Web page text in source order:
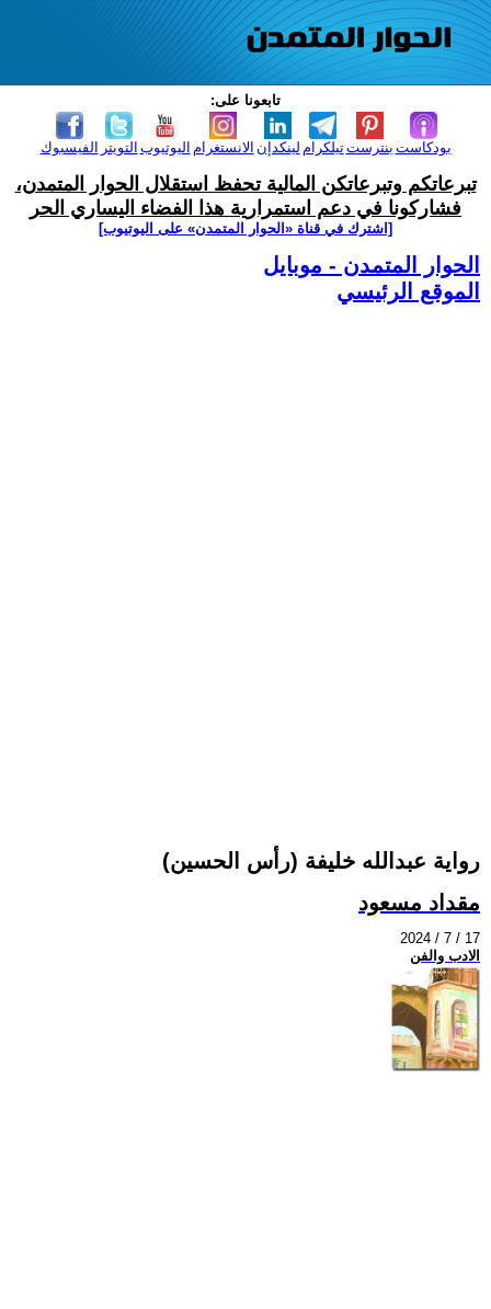
تابعونا على:
الفيسبوك التويتر اليوتيوب الانستغرام لينكدإن تيلكرامبنترست بودكاست
تبرعاتكم وتبرعاتكن المالية تحفظ استقلال الحوار المتمدن،
فشاركونا في دعم استمرارية هذا الفضاء اليساري الحر
[اشترك في قناة ‫«الحوار المتمدن» على اليوتيوب]
الحوار المتمدن - موبايل
الموقع الرئيسي
(رأس الحسين) رواية عبدالله خليفة
مقداد مسعود
2024 / 7 / 17
الادب والفن